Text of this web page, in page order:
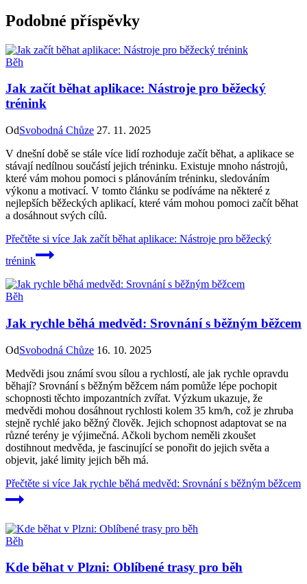
Podobné příspěvky
Běh
Jak začít běhat aplikace: Nástroje pro běžecký
trénink
OdSvobodná Chůze 27. 11. 2025
V dnešní době se stále více lidí rozhoduje začít běhat, a aplikace se
stávají nedílnou součástí jejich tréninku. Existuje mnoho nástrojů,
které vám mohou pomoci s plánováním tréninku, sledováním
výkonu a motivací. V tomto článku se podíváme na některé z
nejlepších běžeckých aplikací, které vám mohou pomoci začít běhat
a dosáhnout svých cílů.
Přečtěte si více Jak začít běhat aplikace: Nástroje pro běžecký
trénink
Běh
Jak rychle běhá medvěd: Srovnání s běžným běžcem
OdSvobodná Chůze 16. 10. 2025
Medvědi jsou známí svou sílou a rychlostí, ale jak rychle opravdu
běhají? Srovnání s běžným běžcem nám pomůže lépe pochopit
schopnosti těchto impozantních zvířat. Výzkum ukazuje, že
medvědi mohou dosáhnout rychlosti kolem 35 km/h, což je zhruba
stejně rychlé jako běžný člověk. Jejich schopnost adaptovat se na
různé terény je výjimečná. Ačkoli bychom neměli zkoušet
dostihnout medvěda, je fascinující se ponořit do jejich světa a
objevit, jaké limity jejich běh má.
Přečtěte si více Jak rychle běhá medvěd: Srovnání s běžným běžcem
Běh
Kde běhat v Plzni: Oblíbené trasy pro běh